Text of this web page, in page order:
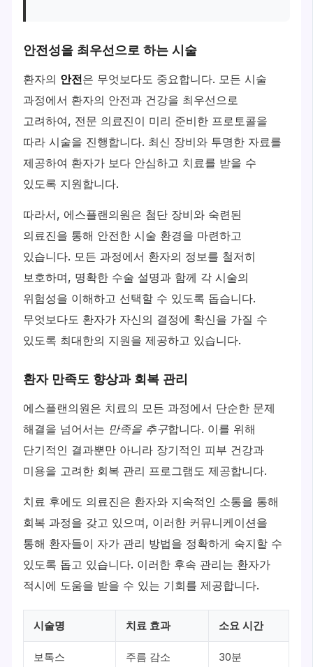
안전성을 최우선으로 하는 시술
환자의 안전은 무엇보다도 중요합니다. 모든 시술
과정에서 환자의 안전과 건강을 최우선으로
고려하여, 전문 의료진이 미리 준비한 프로토콜을
따라 시술을 진행합니다. 최신 장비와 투명한 자료를
제공하여 환자가 보다 안심하고 치료를 받을 수
있도록 지원합니다.
따라서, 에스플랜의원은 첨단 장비와 숙련된
의료진을 통해 안전한 시술 환경을 마련하고
있습니다. 모든 과정에서 환자의 정보를 철저히
보호하며, 명확한 수술 설명과 함께 각 시술의
위험성을 이해하고 선택할 수 있도록 돕습니다.
무엇보다도 환자가 자신의 결정에 확신을 가질 수
있도록 최대한의 지원을 제공하고 있습니다.
환자 만족도 향상과 회복 관리
에스플랜의원은 치료의 모든 과정에서 단순한 문제
해결을 넘어서는 만족을 추구합니다. 이를 위해
단기적인 결과뿐만 아니라 장기적인 피부 건강과
미용을 고려한 회복 관리 프로그램도 제공합니다.
치료 후에도 의료진은 환자와 지속적인 소통을 통해
회복 과정을 갖고 있으며, 이러한 커뮤니케이션을
통해 환자들이 자가 관리 방법을 정확하게 숙지할 수
있도록 돕고 있습니다. 이러한 후속 관리는 환자가
적시에 도움을 받을 수 있는 기회를 제공합니다.
시술명 치료 효과 소요 시간
보톡스 주름 감소 30분